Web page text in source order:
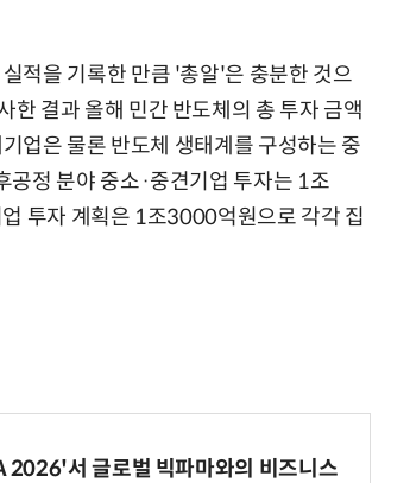
적을 기록한 만큼 '총알'은 충분한 것으
한 결과 올해 민간 반도체의 총 투자 금액
업은 물론 반도체 생태계를 구성하는 중
공정 분야 중소·중견기업 투자는 1조
투자 계획은 1조3000억원으로 각각 집
2026'서 글로벌 빅파마와의 비즈니스